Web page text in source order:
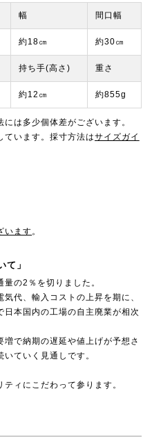
幅 間口幅
約18㎝ 約30㎝
持ち手(高さ) 重さ
約12㎝ 約855g
は多少個体差がございます。
います。採寸方法はサイズガイ
います。
て」
の2％を切りました。
代、輸入コストの上昇を期に、
本国内の工場の自主廃業が相次
で納期の遅延や値上げが予想さ
ていく見通しです。
ィにこだわって参ります。